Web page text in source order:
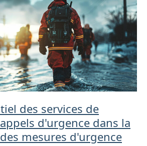
des services de
d'urgence dans la
mesures d'urgence